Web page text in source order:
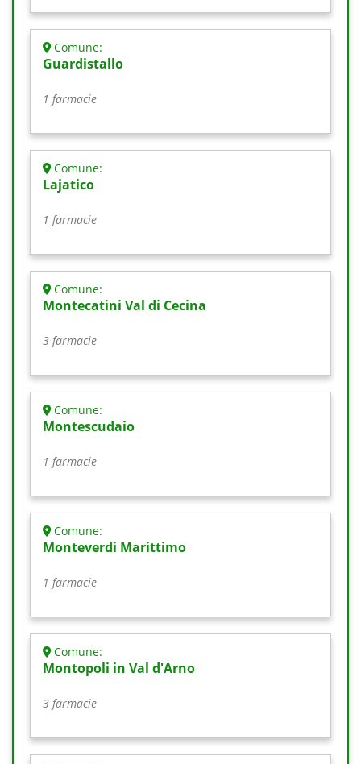
Comune:
Guardistallo
1 farmacie
Comune:
Lajatico
1 farmacie
Comune:
Montecatini Val di Cecina
3 farmacie
Comune:
Montescudaio
1 farmacie
Comune:
Monteverdi Marittimo
1 farmacie
Comune:
Montopoli in Val d'Arno
3 farmacie